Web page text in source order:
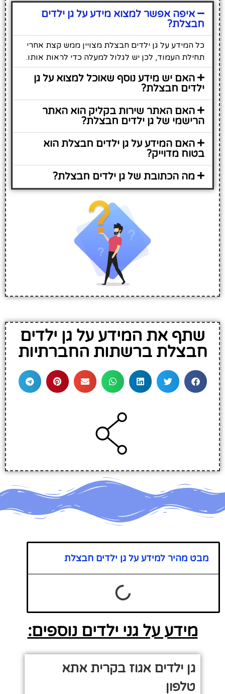
איפה אפשר למצוא מידע על גן ילדים
חבצלת?
כל המידע על גן ילדים חבצלת מצויין ממש קצת אחרי
תחילת העמוד, לכן יש לגלול למעלה כדי לראות אותו.
האם יש מידע נוסף שאוכל למצוא על גן
ילדים חבצלת?
האם האתר שירות בקליק הוא האתר
הרישמי של גן ילדים חבצלת?
האם המידע על גן ילדים חבצלת הוא
בטוח מדוייק?
מה הכתובת של גן ילדים חבצלת?
שתף את המידע על גן ילדים
חבצלת ברשתות החברתיות
מבט מהיר למידע על גן ילדים חבצלת
מידע על גני ילדים נוספים:
גן ילדים אגוז בקרית אתא
טלפון